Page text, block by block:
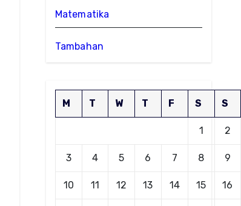
Matematika
Tambahan
M T W T F S S
1 2
3 4 5 6 7 8 9
10 11 12 13 14 15 16